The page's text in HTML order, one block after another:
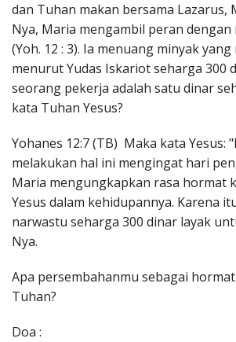
dan Tuhan makan bersama Lazarus,
Nya, Maria mengambil peran
(Yoh. 12 : 3). Ia menuang minyak
menurut Yudas Iskariot seharga 300
seorang pekerja adalah satu dinar
kata Tuhan Yesus?
Yohanes 12:7 (TB) Maka kata Yesus:
melakukan hal ini mengingat hari
Maria mengungkapkan rasa hormat
Yesus dalam kehidupannya. Karena
narwastu seharga 300 dinar layak
Nya.
Apa persembahanmu sebagai
Tuhan?
Doa :